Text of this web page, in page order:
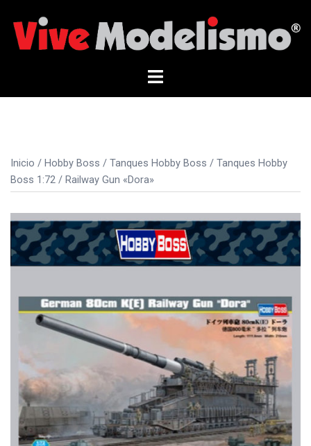
contenido
Alternar
Inicio / Hobby Boss / Tanques Hobby Boss / Tanques Hobby
Boss 1:72 / Railway Gun «Dora»